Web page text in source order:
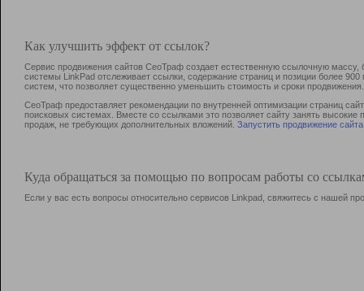
Как улучшить эффект от ссылок?
Сервис продвижения сайтов СеоТраф создает естественную ссылочную
системы LinkPad отслеживает ссылки, содержание страниц и позиции более
систем, что позволяет существенно уменьшить стоимость и сроки продвижения.
СеоТраф предоставляет рекомендации по внутренней оптимизации страниц
поисковых системах. Вместе со ссылками это позволяет сайту занять
продаж, не требующих дополнительных вложений. Запустить продвижение сайта
Куда обращаться за помощью по вопросам работы со
Если у вас есть вопросы относительно сервисов Linkpad, свяжитесь с нашей